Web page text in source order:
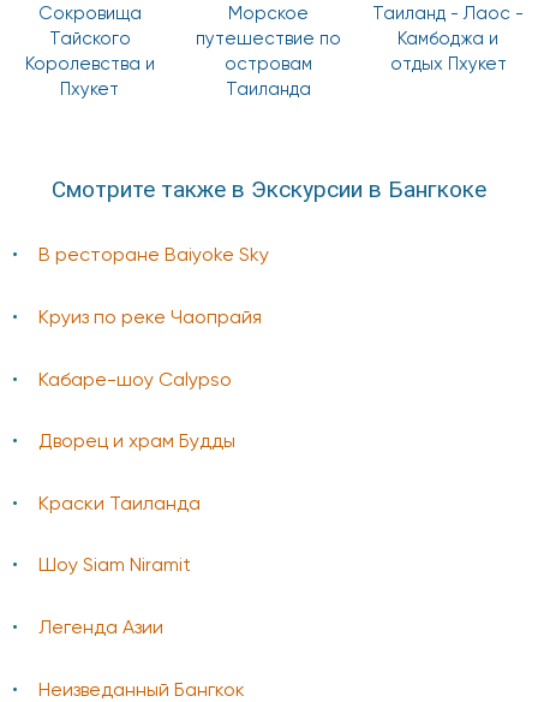
Сокровища
Тайского
Королевства и
Пхукет
Морское
путешествие по
островам
Таиланда
Таиланд - Лаос -
Камбоджа и
отдых Пхукет
Смотрите также в Экскурсии в Бангкоке
В ресторане Baiyoke Sky
Круиз по реке Чаопрайя
Кабаре-шоу Calypso
Дворец и храм Будды
Краски Таиланда
Шоу Siam Niramit
Легенда Азии
Неизведанный Бангкок